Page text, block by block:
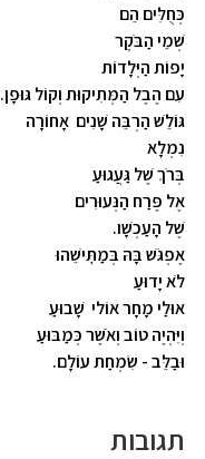
כְּחֻלִּים הֵם
שְׁמֵי הַבֹּקֶר
יָפוֹת הַיְּלָדוֹת
עִם הֶבֶל הַמְּתִיקוּת וְקוֹל גּוּפָן.
גּוֹלֵשׁ הַרְבֵּה שָׁנִים אָחוֹרָה
נִמְלָא
בְּרֹךְ שֶׁל גַּעֲגוּעַ
אֶל פֶּרַח הַנְּעוּרִים
שֶׁל הָעַכְשָׁו.
אֶפְגֹּשׁ בָּהּ בְּמַתׇּישֵׁהוּ
לֹא יָדוּעַ
אוּלַי מָחָר אוֹלי שָׁבוּעַ
וְיִּהְיֶה טוֹב וְאֹשֶׁר כְּמַבּוּעַ
וּבַלֵּב - שִׂמְחַת עוֹלָם.
תגובות